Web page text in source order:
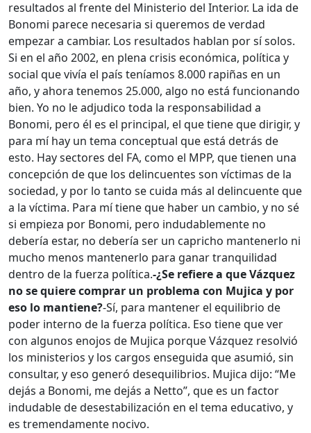
resultados al frente del Ministerio del Interior. La ida de
Bonomi parece necesaria si queremos de verdad
empezar a cambiar. Los resultados hablan por sí solos.
Si en el año 2002, en plena crisis económica, política y
social que vivía el país teníamos 8.000 rapiñas en un
año, y ahora tenemos 25.000, algo no está funcionando
bien. Yo no le adjudico toda la responsabilidad a
Bonomi, pero él es el principal, el que tiene que dirigir, y
para mí hay un tema conceptual que está detrás de
esto. Hay sectores del FA, como el MPP, que tienen una
concepción de que los delincuentes son víctimas de la
sociedad, y por lo tanto se cuida más al delincuente que
a la víctima. Para mí tiene que haber un cambio, y no sé
si empieza por Bonomi, pero indudablemente no
debería estar, no debería ser un capricho mantenerlo ni
mucho menos mantenerlo para ganar tranquilidad
dentro de la fuerza política.-¿Se refiere a que Vázquez
no se quiere comprar un problema con Mujica y por
eso lo mantiene?-Sí, para mantener el equilibrio de
poder interno de la fuerza política. Eso tiene que ver
con algunos enojos de Mujica porque Vázquez resolvió
los ministerios y los cargos enseguida que asumió, sin
consultar, y eso generó desequilibrios. Mujica dijo: “Me
dejás a Bonomi, me dejás a Netto”, que es un factor
indudable de desestabilización en el tema educativo, y
es tremendamente nocivo.